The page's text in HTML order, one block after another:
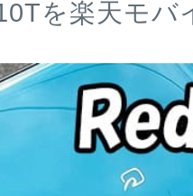
を楽天モバ